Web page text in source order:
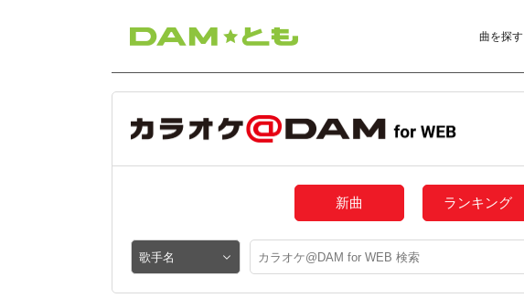
曲を探す
新曲 ランキング